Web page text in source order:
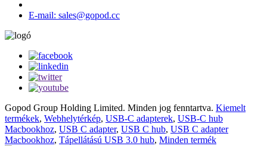
E-mail: sales@gopod.cc
Gopod Group Holding Limited. Minden jog fenntartva. Kiemelt
termékek, Webhelytérkép, USB-C adapterek, USB-C hub
Macbookhoz, USB C adapter, USB C hub, USB C adapter
Macbookhoz, Tápellátású USB 3.0 hub, Minden termék